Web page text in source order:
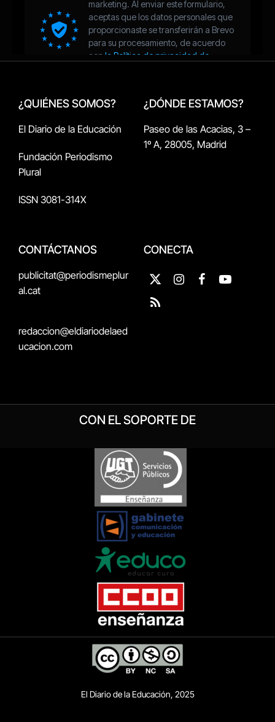
¿QUIÉNES SOMOS?
El Diario de la Educación
Fundación Periodismo
Plural
ISSN 3081-314X
¿DÓNDE ESTAMOS?
Paseo de las Acacias, 3 –
1º A, 28005, Madrid
CONTÁCTANOS
publicitat@periodismeplur
al.cat
redaccion@eldiariodelaed
ucacion.com
CONECTA
X
(Twitter)
InstagramFacebookYouTube
RSS
CON EL SOPORTE DE
El Diario de la Educación, 2025